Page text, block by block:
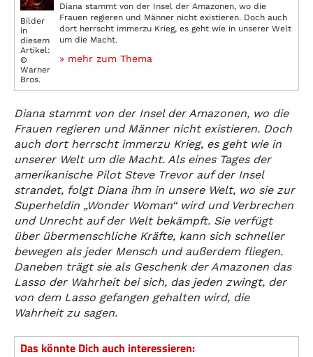
Bilder
in
diesem
Artikel:
©
Warner
Bros.
Diana stammt von der Insel der Amazonen, wo die
Frauen regieren und Männer nicht existieren. Doch auch
dort herrscht immerzu Krieg, es geht wie in unserer Welt
um die Macht.
» mehr zum Thema
Diana stammt von der Insel der Amazonen, wo die
Frauen regieren und Männer nicht existieren. Doch
auch dort herrscht immerzu Krieg, es geht wie in
unserer Welt um die Macht. Als eines Tages der
amerikanische Pilot Steve Trevor auf der Insel
strandet, folgt Diana ihm in unsere Welt, wo sie zur
Superheldin „Wonder Woman“ wird und Verbrechen
und Unrecht auf der Welt bekämpft. Sie verfügt
über übermenschliche Kräfte, kann sich schneller
bewegen als jeder Mensch und außerdem fliegen.
Daneben trägt sie als Geschenk der Amazonen das
Lasso der Wahrheit bei sich, das jeden zwingt, der
von dem Lasso gefangen gehalten wird, die
Wahrheit zu sagen.
Das könnte Dich auch interessieren: